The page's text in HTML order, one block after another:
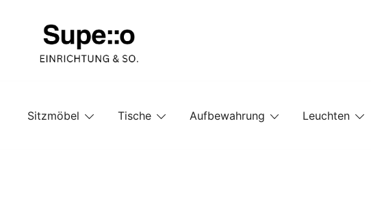
Sitzmöbel
Tische Aufbewahrung Leuchten